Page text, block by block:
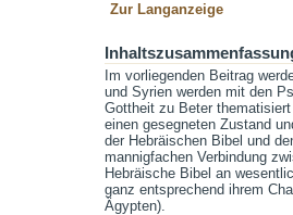
Zur Langanzeige
Im vorliegenden Beitrag
und Syrien werden mit den
Gottheit zu Beter
einen gesegneten Zustand
der Hebräischen Bibel und
mannigfachen Verbindung
Hebräische Bibel an
ganz entsprechend ihrem
Ägypten).